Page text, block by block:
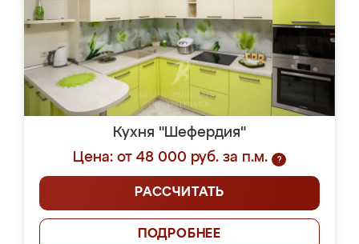
Кухня "Шефердия"
Цена: от 48 000 руб. за п.м.
?
РАССЧИТАТЬ
ПОДРОБНЕЕ